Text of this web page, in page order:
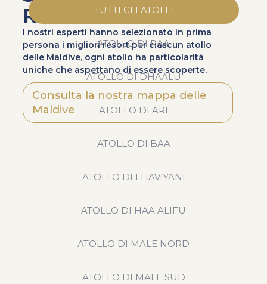
RESORT
I nostri esperti hanno selezionato in prima
persona i migliori resort per ciascun atollo
delle Maldive, ogni atollo ha particolarità
uniche che aspettano di essere scoperte.
Consulta la nostra mappa delle
Maldive
TUTTI GLI ATOLLI
ATOLLO DI RAA
ATOLLO DI DHAALU
ATOLLO DI ARI
ATOLLO DI BAA
ATOLLO DI LHAVIYANI
ATOLLO DI HAA ALIFU
ATOLLO DI MALE NORD
ATOLLO DI MALE SUD